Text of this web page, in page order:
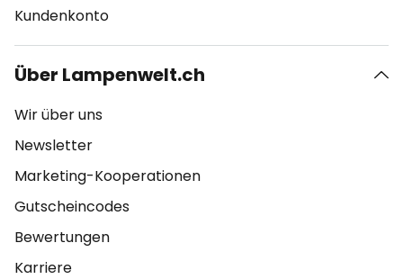
Kundenkonto
Über Lampenwelt.ch
Wir über uns
Newsletter
Marketing-Kooperationen
Gutscheincodes
Bewertungen
Karriere